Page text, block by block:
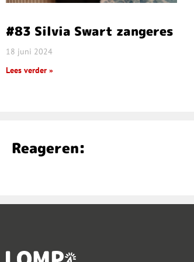
#83 Silvia Swart zangeres
18 juni 2024
Lees verder »
Reageren: